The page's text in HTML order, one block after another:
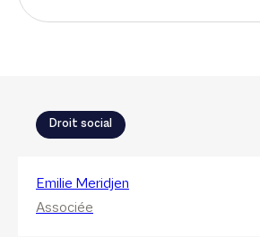
Droit social
Emilie Meridjen
Associée